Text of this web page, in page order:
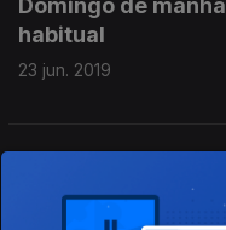
Domingo de
habitual
23 jun. 2019
Sábado de manhã
Pleasures", dos